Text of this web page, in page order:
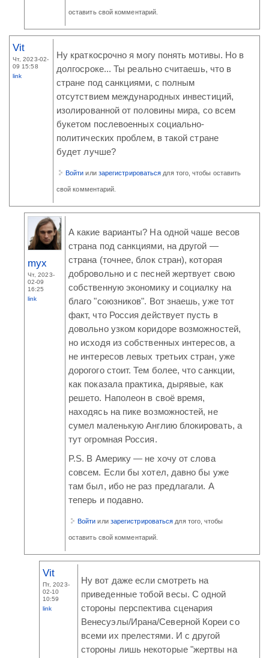
оставить свой комментарий.
Vit
Чт, 2023-02-
09 15:58
link
Ну краткосрочно я могу понять мотивы. Но в
долгосроке... Ты реально считаешь, что в
стране под санкциями, с полным
отсутствием международных инвестиций,
изолированной от половины мира, со всем
букетом послевоенных социально-
политических проблем, в такой стране
будет лучше?
Войти или зарегистрироваться для того, чтобы оставить
свой комментарий.
myx
Чт, 2023-
02-09
16:25
link
А какие варианты? На одной чаше весов
страна под санкциями, на другой —
страна (точнее, блок стран), которая
добровольно и с песней жертвует свою
собственную экономику и социалку на
благо "союзников". Вот знаешь, уже тот
факт, что Россия действует пусть в
довольно узком коридоре возможностей,
но исходя из собственных интересов, а
не интересов левых третьих стран, уже
дорогого стоит. Тем более, что санкции,
как показала практика, дырявые, как
решето. Наполеон в своё время,
находясь на пике возможностей, не
сумел маленькую Англию блокировать, а
тут огромная Россия.
P.S. В Америку — не хочу от слова
совсем. Если бы хотел, давно бы уже
там был, ибо не раз предлагали. А
теперь и подавно.
Войти или зарегистрироваться для того, чтобы
оставить свой комментарий.
Vit
Пт, 2023-
02-10
10:59
link
Ну вот даже если смотреть на
приведенные тобой весы. С одной
стороны перспектива сценария
Венесуэлы/Ирана/Северной Кореи со
всеми их прелестями. И с другой
стороны лишь некоторые "жертвы на